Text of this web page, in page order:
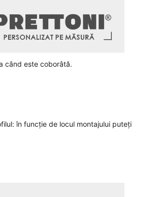
când este coborâtă.
în funcție de locul montajului puteți